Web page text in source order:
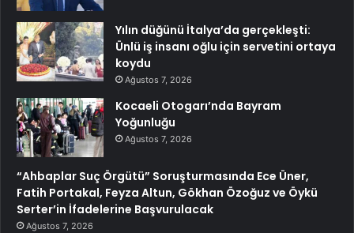
Yılın düğünü İtalya’da gerçekleşti:
Ünlü iş insanı oğlu için servetini ortaya
koydu
Ağustos 7, 2026
Kocaeli Otogarı’nda Bayram
Yoğunluğu
Ağustos 7, 2026
“Ahbaplar Suç Örgütü” Soruşturmasında Ece Üner,
Fatih Portakal, Feyza Altun, Gökhan Özoğuz ve Öykü
Serter’in İfadelerine Başvurulacak
Ağustos 7, 2026